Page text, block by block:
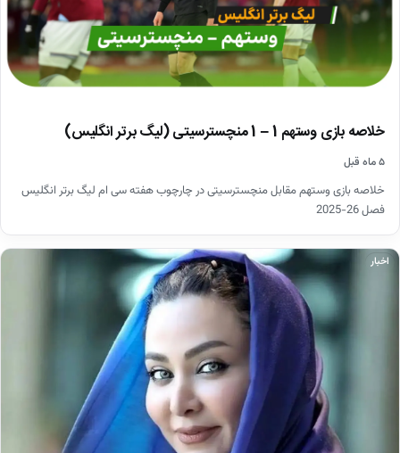
خلاصه بازی وستهم 1 – 1 منچسترسیتی (لیگ برتر انگلیس)
۵ ماه قبل
خلاصه بازی وستهم مقابل منچسترسیتی در چارچوب هفته سی ام لیگ برتر انگلیس
فصل 26-2025
اخبار